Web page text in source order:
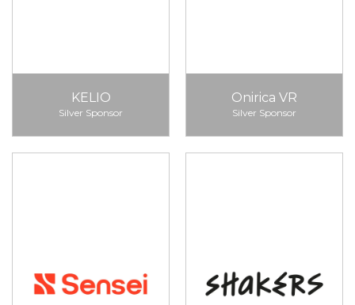
KELIO
Silver Sponsor
Onirica VR
Silver Sponsor